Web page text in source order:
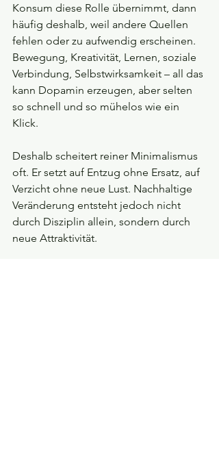
Konsum diese Rolle übernimmt, dann
häufig deshalb, weil andere Quellen
fehlen oder zu aufwendig erscheinen.
Bewegung, Kreativität, Lernen, soziale
Verbindung, Selbstwirksamkeit – all das
kann Dopamin erzeugen, aber selten
so schnell und so mühelos wie ein
Klick.
Deshalb scheitert reiner Minimalismus
oft. Er setzt auf Entzug ohne Ersatz, auf
Verzicht ohne neue Lust. Nachhaltige
Veränderung entsteht jedoch nicht
durch Disziplin allein, sondern durch
neue Attraktivität.